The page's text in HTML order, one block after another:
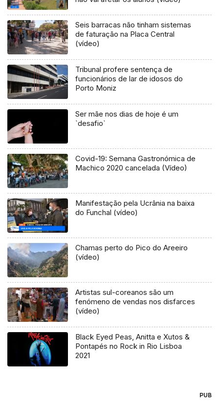
Seis barracas não tinham sistemas
de faturação na Placa Central
(vídeo)
Tribunal profere sentença de
funcionários de lar de idosos do
Porto Moniz
Ser mãe nos dias de hoje é um
`desafio`
Covid-19: Semana Gastronómica de
Machico 2020 cancelada (Vídeo)
Manifestação pela Ucrânia na baixa
do Funchal (vídeo)
Chamas perto do Pico do Areeiro
(vídeo)
Artistas sul-coreanos são um
fenómeno de vendas nos disfarces
(vídeo)
Black Eyed Peas, Anitta e Xutos &
Pontapés no Rock in Rio Lisboa
2021
PUB